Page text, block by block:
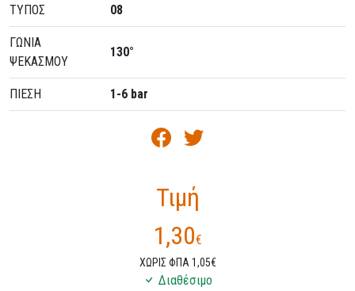
ΤΥΠΟΣ 08
ΓΩΝΙΑ
ΨΕΚΑΣΜΟΥ
130°
ΠΙΕΣΗ 1-6 bar
Τιμή
1,30€
ΧΩΡΙΣ ΦΠΑ 1,05€
Διαθέσιμο